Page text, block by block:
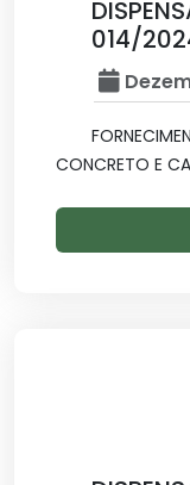
014/
CONCRETO E